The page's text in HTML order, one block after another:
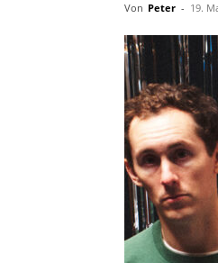
Von Peter - 19.